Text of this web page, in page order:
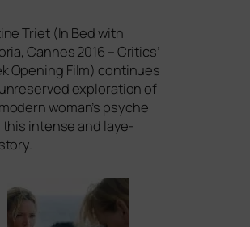
Triet (In Bed with
, Cannes 2016 – Critics’
Opening Film) con­ti­nues
explo­ra­ti­on of
woman’s psy­che
this inten­se and laye­